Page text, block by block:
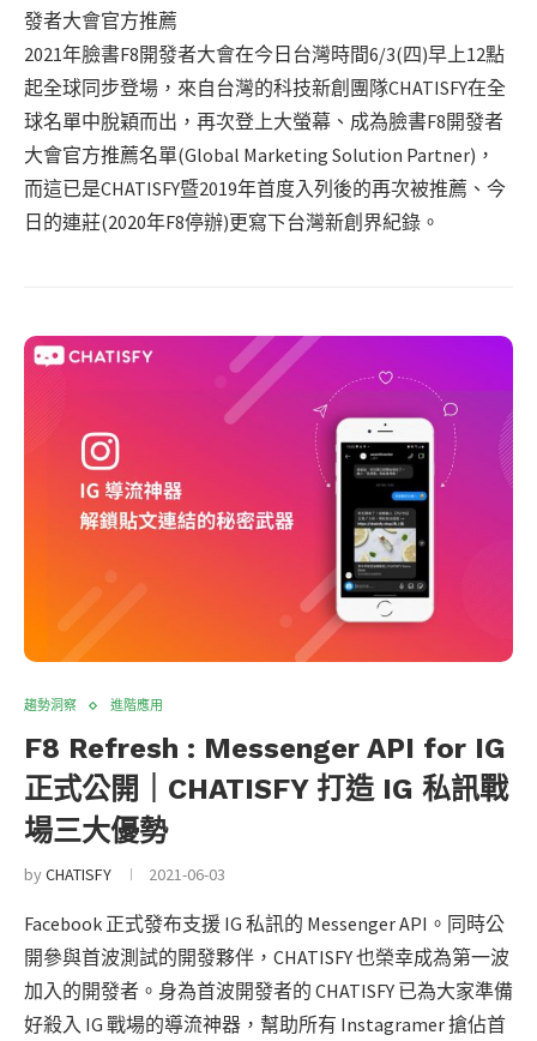
發者大會官方推薦
2021年臉書F8開發者大會在今日台灣時間6/3(四)早上12點
起全球同步登場，來自台灣的科技新創團隊CHATISFY在全
球名單中脫穎而出，再次登上大螢幕、成為臉書F8開發者
大會官方推薦名單(Global Marketing Solution Partner)，
而這已是CHATISFY暨2019年首度入列後的再次被推薦、今
日的連莊(2020年F8停辦)更寫下台灣新創界紀錄。
趨勢洞察 進階應用
F8 Refresh : Messenger API for IG
正式公開｜CHATISFY 打造 IG 私訊戰
場三大優勢
byCHATISFY 2021-06-03
Facebook 正式發布支援 IG 私訊的 Messenger API。同時公
開參與首波測試的開發夥伴，CHATISFY 也榮幸成為第一波
加入的開發者。身為首波開發者的 CHATISFY 已為大家準備
好殺入 IG 戰場的導流神器，幫助所有 Instagramer 搶佔首